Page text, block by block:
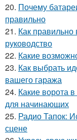
20. Почему
правильно
21. Как
руководство
22. Какие
23. Как выбрать
вашего гаража
24. Какие ворота
для начинающих
25. Радио Тапок:
сцене